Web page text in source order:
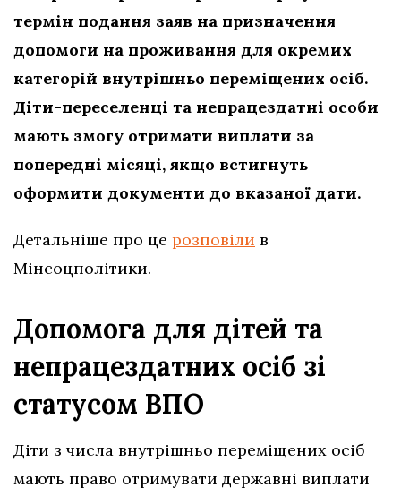
термін подання заяв на призначення
допомоги на проживання для окремих
категорій внутрішньо переміщених осіб.
Діти-переселенці та непрацездатні особи
мають змогу отримати виплати за
попередні місяці, якщо встигнуть
оформити документи до вказаної дати.
Детальніше про це розповіли в
Мінсоцполітики.
Допомога для дітей та
непрацездатних осіб зі
статусом ВПО
Діти з числа внутрішньо переміщених осіб
мають право отримувати державні виплати